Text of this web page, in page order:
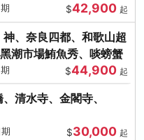
$42,900 起
、奈良四都、和歌山超
潮市場鮪魚秀、啖螃蟹
$44,900 起
清水寺、金閣寺、
$30,000 起